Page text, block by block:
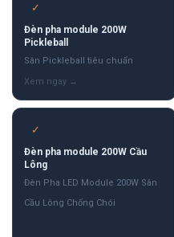
✓
Đèn pha module 200W
Pickleball
Sân Pickleball tiêu chuẩn
✓
Đèn pha module 200W Cầu
Lông
Đèn Pha LED Module 200W Sân
Cầu Lông Chống Chói